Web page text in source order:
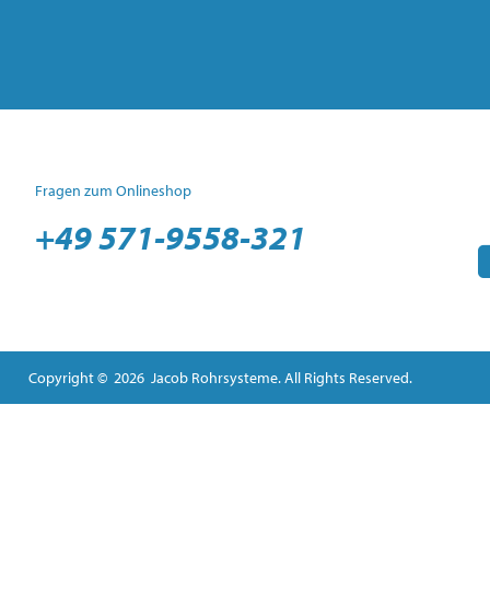
Fragen zum Onlineshop
+49 571-9558-321
Copyright © 2026 Jacob Rohrsysteme. All Rights Reserved.